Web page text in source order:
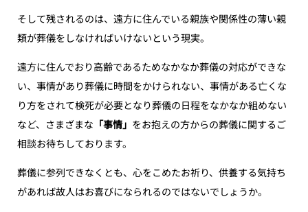
そして残されるのは、遠方に住んでいる親族や関係性の薄い親
類が葬儀をしなければいけないという現実。
遠方に住んでおり高齢であるためなかなか葬儀の対応ができな
い、事情があり葬儀に時間をかけられない、事情がある亡くな
り方をされて検死が必要となり葬儀の日程をなかなか組めない
など、さまざまな 「事情」 をお抱えの方からの葬儀に関するご
相談お待ちしております。
葬儀に参列できなくとも、心をこめたお祈り、供養する気持ち
があれば故人はお喜びになられるのではないでしょうか。